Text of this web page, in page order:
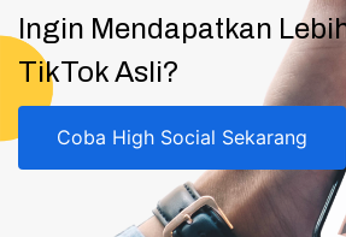
Ingin Mendapatkan
TikTok Asli?
Coba High Social Sekarang